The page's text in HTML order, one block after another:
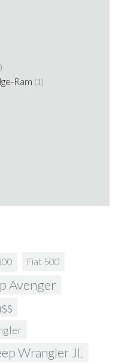
Ram (1)
Fiat 500
Avenger
Wrangler JL